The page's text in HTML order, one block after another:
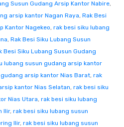
Susun Gudang Arsip Kantor Nabire,
arsip kantor Nagan Raya, Rak Besi
Kantor Nagekeo, rak besi siku lubang
, Rak Besi Siku Lubang Susun
Besi Siku Lubang Susun Gudang
lubang susun gudang arsip kantor
arsip kantor Nias Barat, rak
kantor Nias Selatan, rak besi siku
Nias Utara, rak besi siku lubang
Ilir, rak besi siku lubang susun
Ilir, rak besi siku lubang susun